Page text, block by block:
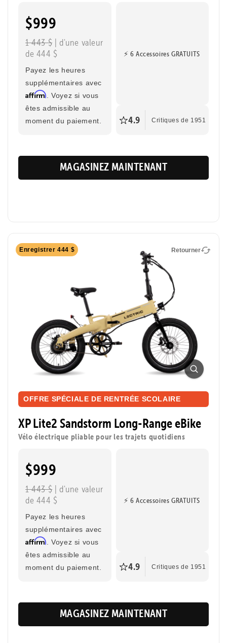
Montage sans outils
Portée maximale
130 km
$999
1 443 $ | d'une valeur
de 444 $
Payez les heures
supplémentaires avec
Affirm . Voyez si vous
êtes admissible au
moment du paiement.
⚡ 6 Accessoires GRATUITS
4.9 Critiques de 1951
MAGASINEZ MAINTENANT
XP Lite2 Longue portée
Vélo électrique pliable pour les trajets quotidiens
Prêt à rouler plus loin? Le XP Lite2 Long-Range offre
une batterie plus grosse pour les aventures
prolongées tout en conservant le même design léger,
amusant. Parfait pour aller en classe à vélo, traverser
la ville ou faire une balade.
Montage sans outils
Portée maximale
130 km
Enregistrer 444 $ Retourner
OFFRE SPÉCIALE DE RENTRÉE SCOLAIRE
XP Lite2 Sandstorm Long-Range eBike
Vélo électrique pliable pour les trajets quotidiens
$999
1 443 $ | d'une valeur
de 444 $
Payez les heures
supplémentaires avec
Affirm . Voyez si vous
êtes admissible au
moment du paiement.
⚡ 6 Accessoires GRATUITS
4.9 Critiques de 1951
MAGASINEZ MAINTENANT